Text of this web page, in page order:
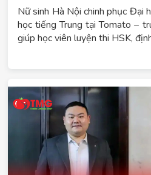
Nữ sinh Hà Nội chinh phục Đại
học tiếng Trung tại Tomato –
giúp học viên luyện thi HSK,